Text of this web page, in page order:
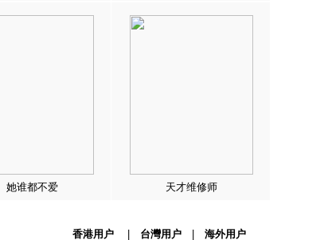
她谁都不爱 天才维修师
香港用户| 台灣用户| 海外用户